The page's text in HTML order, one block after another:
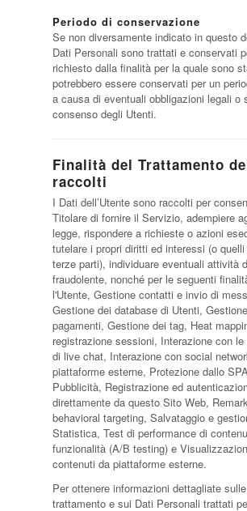
Periodo di conservazione
Se non diversamente indicato in questo
Dati Personali sono trattati e conservati
richiesto dalla finalità per la quale sono
potrebbero essere conservati per un
a causa di eventuali obbligazioni legali o
consenso degli Utenti.
Finalità del Trattamento
raccolti
I Dati dell’Utente sono raccolti per
Titolare di fornire il Servizio, adempiere
legge, rispondere a richieste o azioni
tutelare i propri diritti ed interessi (o
terze parti), individuare eventuali attività
fraudolente, nonché per le seguenti
l'Utente, Gestione contatti e invio di
Gestione dei database di Utenti,
pagamenti, Gestione dei tag, Heat
registrazione sessioni, Interazione con
di live chat, Interazione con social
piattaforme esterne, Protezione dallo
Pubblicità, Registrazione ed
direttamente da questo Sito Web,
behavioral targeting, Salvataggio e
Statistica, Test di performance di
funzionalità (A/B testing) e
contenuti da piattaforme esterne.
Per ottenere informazioni dettagliate
trattamento e sui Dati Personali trattati